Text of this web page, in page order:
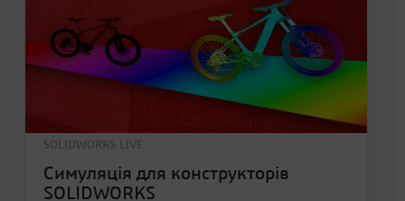
SOLIDWORKS LIVE
Симуляція для конструкторів
SOLIDWORKS